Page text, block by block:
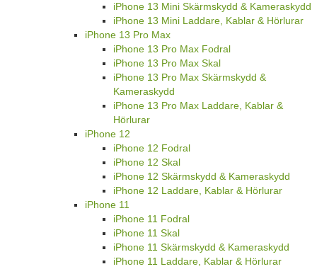
iPhone 13 Mini Skärmskydd & Kameraskydd
iPhone 13 Mini Laddare, Kablar & Hörlurar
iPhone 13 Pro Max
iPhone 13 Pro Max Fodral
iPhone 13 Pro Max Skal
iPhone 13 Pro Max Skärmskydd &
Kameraskydd
iPhone 13 Pro Max Laddare, Kablar &
Hörlurar
iPhone 12
iPhone 12 Fodral
iPhone 12 Skal
iPhone 12 Skärmskydd & Kameraskydd
iPhone 12 Laddare, Kablar & Hörlurar
iPhone 11
iPhone 11 Fodral
iPhone 11 Skal
iPhone 11 Skärmskydd & Kameraskydd
iPhone 11 Laddare, Kablar & Hörlurar